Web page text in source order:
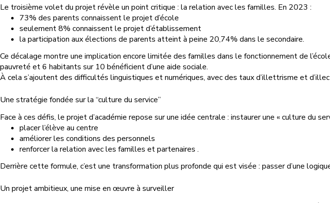
Le troisième volet du projet révèle un point critique : la relation avec les familles. En 2023 :
73% des parents connaissent le projet d’école
seulement 8% connaissent le projet d’établissement
la participation aux élections de parents atteint à peine 20,74% dans le secondaire.
Ce décalage montre une implication encore limitée des familles dans le fonctionnement de
pauvreté et 6 habitants sur 10 bénéficient d’une aide sociale.
À cela s’ajoutent des difficultés linguistiques et numériques, avec des taux d’illettrisme et
Une stratégie fondée sur la “culture du service”
Face à ces défis, le projet d’académie repose sur une idée centrale : instaurer une « culture du
placer l’élève au centre
améliorer les conditions des personnels
renforcer la relation avec les familles et partenaires .
Derrière cette formule, c’est une transformation plus profonde qui est visée : passer d’une
Un projet ambitieux, une mise en œuvre à surveiller